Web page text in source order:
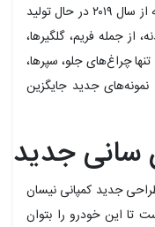
شاسی مدل قبلی ساخته شده است؛ مدلی که از سال ۲۰۱۹ در حال تولید
از جمله فریم، گلگیرها،
چراغ‌های جلو، سپرها،
جدید جایگزین
سانی جدید
خط طراحی جدید کمپانی نیسان
این خودرو را بتوان